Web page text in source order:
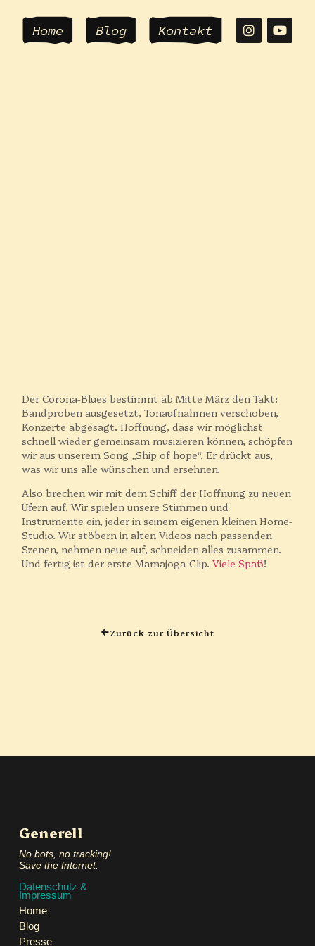
Home Blog Kontakt
Der Corona-Blues bestimmt ab Mitte März den Takt:
Bandproben ausgesetzt, Tonaufnahmen verschoben,
Konzerte abgesagt. Hoffnung, dass wir möglichst
schnell wieder gemeinsam musizieren können, schöpfen
wir aus unserem Song „Ship of hope“. Er drückt aus,
was wir uns alle wünschen und ersehnen.
Also brechen wir mit dem Schiff der Hoffnung zu neuen
Ufern auf. Wir spielen unsere Stimmen und
Instrumente ein, jeder in seinem eigenen kleinen Home-
Studio. Wir stöbern in alten Videos nach passenden
Szenen, nehmen neue auf, schneiden alles zusammen.
Und fertig ist der erste Mamajoga-Clip.Viele Spaß!
Zurück zur Übersicht
Generell
No bots, no tracking!
Save the Internet.
Datenschutz &
Impressum
Home
Blog
Presse